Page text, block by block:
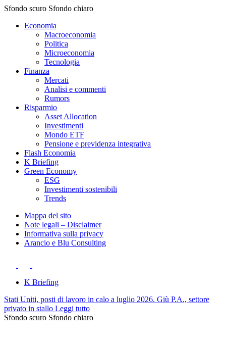
Sfondo scuro Sfondo chiaro
Economia
Macroeconomia
Politica
Microeconomia
Tecnologia
Finanza
Mercati
Analisi e commenti
Rumors
Risparmio
Asset Allocation
Investimenti
Mondo ETF
Pensione e previdenza integrativa
Flash Economia
K Briefing
Green Economy
ESG
Investimenti sostenibili
Trends
Mappa del sito
Note legali – Disclaimer
Informativa sulla privacy
Arancio e Blu Consulting
K Briefing
Stati Uniti, posti di lavoro in calo a luglio 2026. Giù P.A., settore
privato in stallo Leggi tutto
Sfondo scuro Sfondo chiaro